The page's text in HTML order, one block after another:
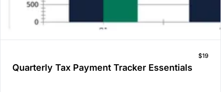
Quarterly Tax Payment Tracker Essentials
$19